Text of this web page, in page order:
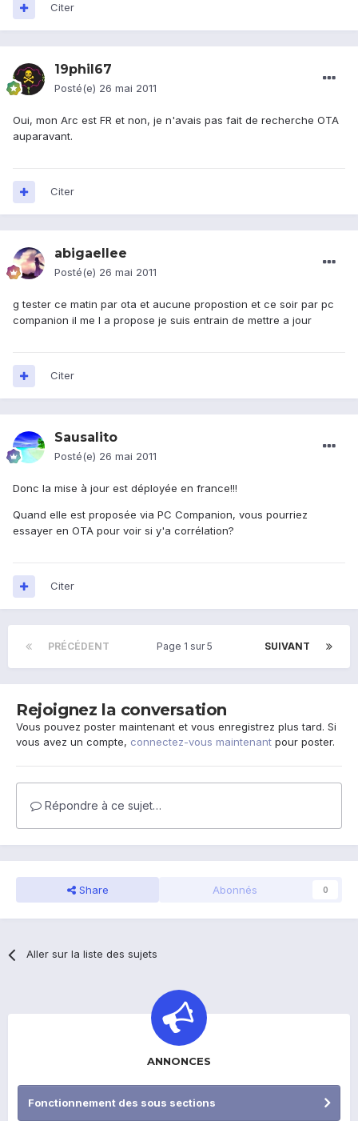
Citer
19phil67
Posté(e) 26 mai 2011
Oui, mon Arc est FR et non, je n'avais pas fait de recherche OTA
auparavant.
Citer
abigaellee
Posté(e) 26 mai 2011
g tester ce matin par ota et aucune propostion et ce soir par pc
companion il me l a propose je suis entrain de mettre a jour
Citer
Sausalito
Posté(e) 26 mai 2011
Donc la mise à jour est déployée en france!!!
Quand elle est proposée via PC Companion, vous pourriez
essayer en OTA pour voir si y'a corrélation?
Citer
PRÉCÉDENT SUIVANT
Page 1 sur 5
Rejoignez la conversation
Vous pouvez poster maintenant et vous enregistrez plus tard. Si
vous avez un compte, connectez-vous maintenant pour poster.
Répondre à ce sujet…
Share Abonnés 0
Aller sur la liste des sujets
ANNONCES
Fonctionnement des sous sections